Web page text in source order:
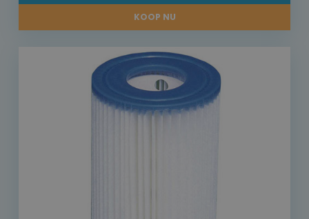
KOOP NU